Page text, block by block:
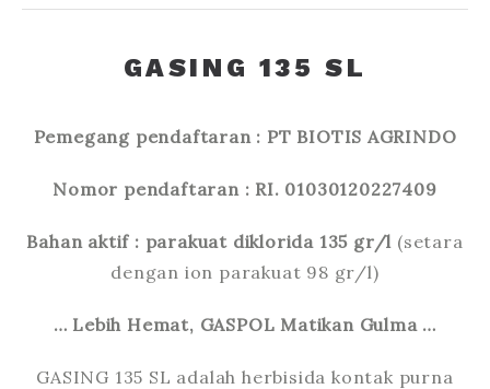
GASING 135 SL
Pemegang pendaftaran : PT BIOTIS AGRINDO
Nomor pendaftaran : RI. 01030120227409
Bahan aktif : parakuat diklorida 135 gr/l (setara
dengan ion parakuat 98 gr/l)
… Lebih Hemat, GASPOL Matikan Gulma …
GASING 135 SL adalah herbisida kontak purna